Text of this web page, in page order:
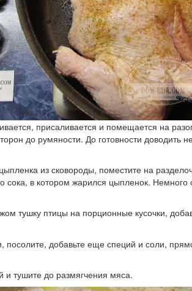
присаливается и помещается на
до румяности. До готовности доводить
из сковороды, поместите на
сока, в котором жарился цыпленок. Немного
тушку птицы на порционные кусочки,
посолите, добавьте еще специй и соли,
и тушите до размягчения мяса.